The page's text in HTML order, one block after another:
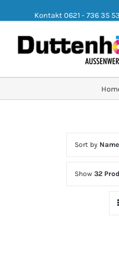
Kontakt 0621 - 736 35 53
Sort by Name
Show 32